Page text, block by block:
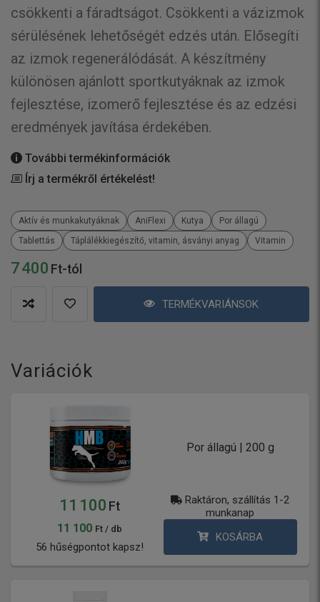
7 400 Ft-tól
TERMÉKVARIÁNSOK
csökkenti a fáradtságot. Csökkenti a vázizmok
sérülésének lehetőségét edzés után. Elősegíti
az izmok regenerálódását. A készítmény
különösen ajánlott sportkutyáknak az izmok
fejlesztése, izomerő fejlesztése és az edzési
eredmények javítása érdekében.
További termékinformációk
Írj a termékről értékelést!
Aktív és munkakutyáknak AniFlexi Kutya
Por állagú
Tablettás
Táplálékkiegészítő, vitamin, ásványi anyag Vitamin
Variációk
Por állagú | 200 g
11 100 Ft
11 100 Ft / db
56 hűségpontot kapsz!
Raktáron, szállítás 1-2
munkanap
KOSÁRBA